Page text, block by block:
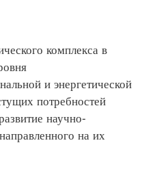
комплекса в
и энергетической
потребностей
научно-
на их